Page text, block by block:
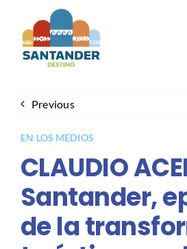
content
Previous
EN LOS MEDIOS
CLAUDIO
Santander,
de la